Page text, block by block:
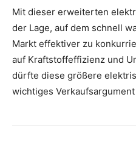
Mit dieser erweiterten
der Lage, auf dem schnell
Markt effektiver zu
auf Kraftstoffeffizienz und
dürfte diese größere
wichtiges